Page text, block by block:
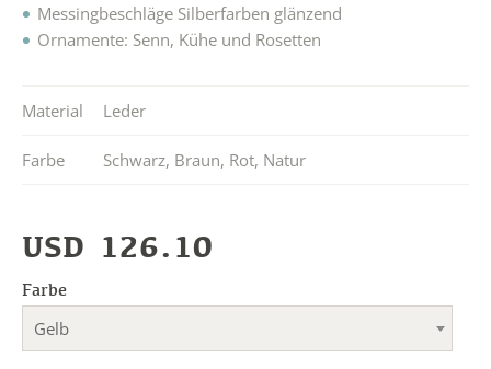
Messingbeschläge Silberfarben glänzend
Ornamente: Senn, Kühe und Rosetten
Material Leder
Farbe Schwarz, Braun, Rot, Natur
USD 126.10
Farbe
Gelb